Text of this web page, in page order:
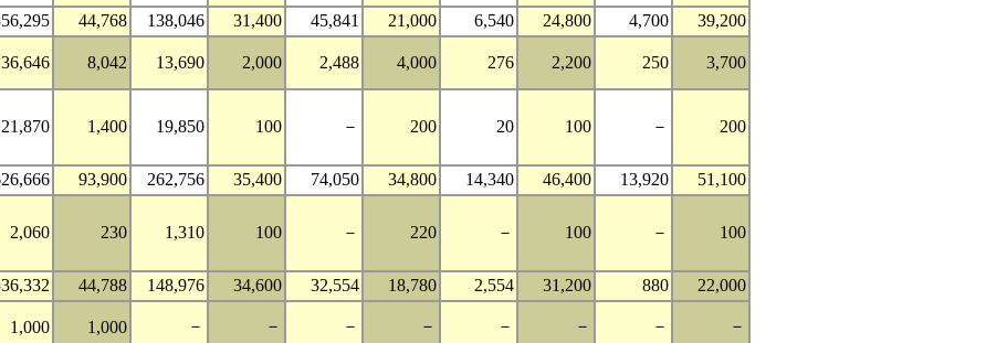
44,768 138,046 31,400 45,841 21,000 6,540 24,800 4,700
39,200
36,646 8,042 13,690 2,000 2,488 4,000 276 2,200 250 3,700
21,870 1,400 19,850 100 － 200 20 100 － 200
93,900 262,756 35,400 74,050 34,800 14,340 46,400 13,920 51,100
2,060 230 1,310 100 － 220 － 100 － 100
44,788 148,976 34,600 32,554 18,780 2,554 31,200 880
22,000
1,000 1,000 － － － － － － － －